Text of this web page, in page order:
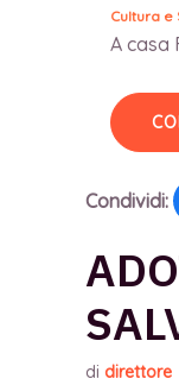
Cultura e
A casa
Condividi:
di direttore